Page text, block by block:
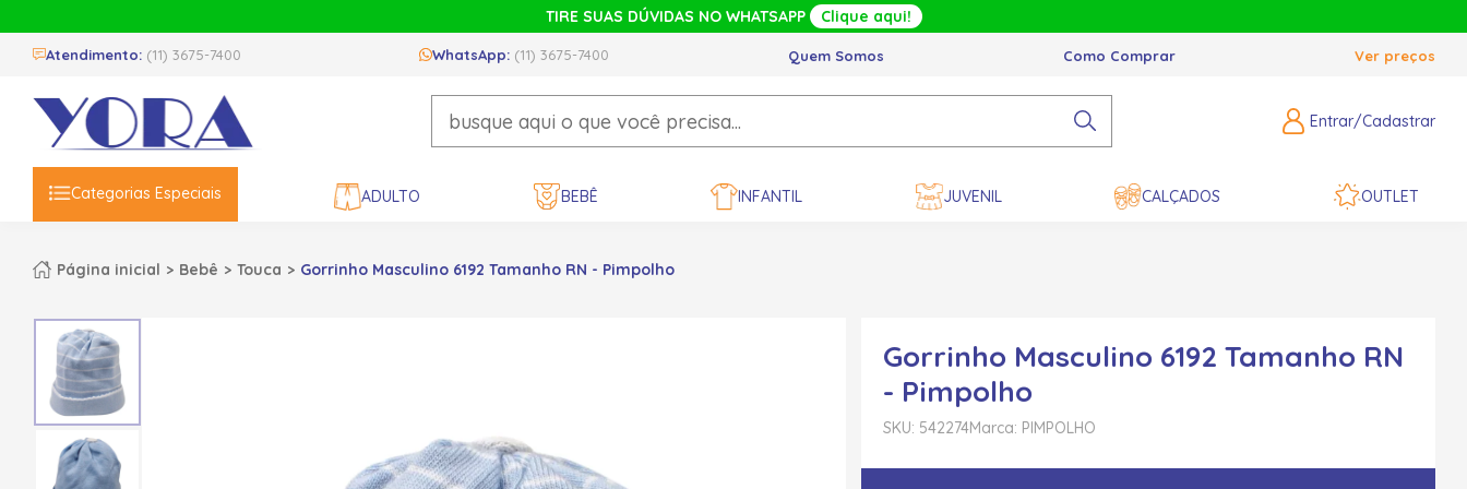
TIRE SUAS DÚVIDAS NO WHATSAPP Clique aqui!
Atendimento: (11) 3675-7400 WhatsApp: (11) 3675-7400 Quem Somos Como Comprar Ver preços
Entrar/Cadastrar
Categorias Especiais ADULTO BEBÊ INFANTIL JUVENIL CALÇADOS OUTLET
Página inicial Bebê Touca Gorrinho Masculino 6192 Tamanho RN - Pimpolho
Gorrinho Masculino 6192 Tamanho RN
- Pimpolho
SKU: 542274Marca: PIMPOLHO